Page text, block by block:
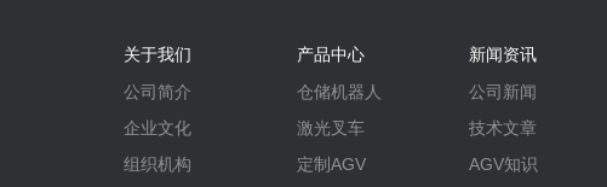
关于我们
公司简介
企业文化
组织机构
产品中心
仓储机器人
激光叉车
定制AGV
新闻资讯
公司新闻
技术文章
AGV知识